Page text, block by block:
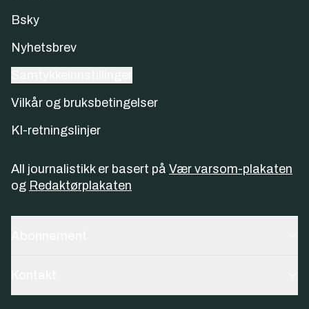
Bsky
Nyhetsbrev
Vilkår og bruksbetingelser
KI-retningslinjer
All journalistikk er basert på Vær varsom-plakaten
og Redaktørplakaten